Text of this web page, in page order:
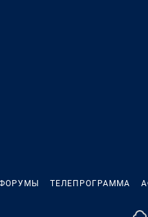
ТЕЛЕПРОГРАММА